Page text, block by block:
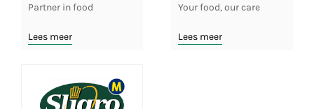
Partner in food
Lees meer
Your food, our care
Lees meer